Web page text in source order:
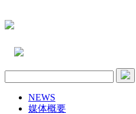
NEWS
媒体概要